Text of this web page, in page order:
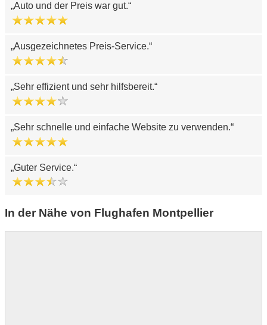
Auto und der Preis war gut.
Ausgezeichnetes Preis-Service.
Sehr effizient und sehr hilfsbereit.
Sehr schnelle und einfache Website zu verwenden.
Guter Service.
In der Nähe von Flughafen Montpellier